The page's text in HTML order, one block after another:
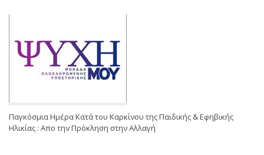
Παγκόσμια Ημέρα Κατά του Καρκίνου της Παιδικής & Εφηβικής
Ηλικίας : Απο την Πρόκληση στην Αλλαγή